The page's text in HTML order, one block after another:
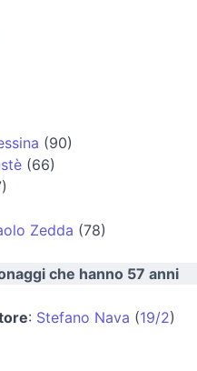
(90)
(66)
Zedda (78)
che hanno 57 anni
: Stefano Nava (19/2)